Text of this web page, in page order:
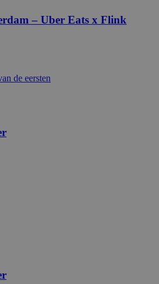
– Uber Eats x Flink
de eersten